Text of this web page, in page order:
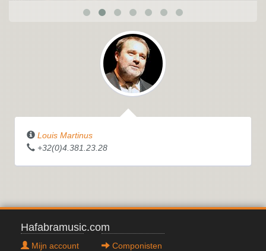
Louis Martinus
+32(0)4.381.23.28
Hafabramusic.com
Mijn account
Componisten